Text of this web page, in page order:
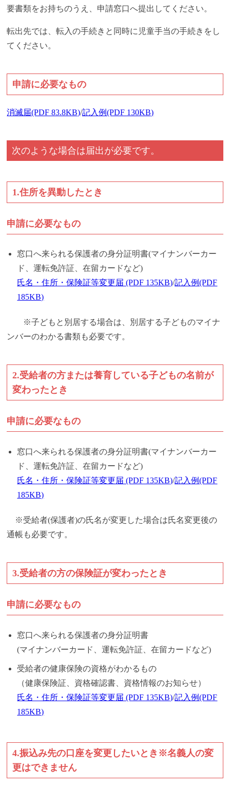
要書類をお持ちのうえ、申請窓口へ提出してください。
転出先では、転入の手続きと同時に児童手当の手続きをし
てください。
申請に必要なもの
消滅届(PDF 83.8KB)/記入例(PDF 130KB)
次のような場合は届出が必要です。
1.住所を異動したとき
申請に必要なもの
窓口へ来られる保護者の身分証明書(マイナンバーカー
ド、運転免許証、在留カードなど)
氏名・住所・保険証等変更届 (PDF 135KB)/記入例(PDF
185KB)
※子どもと別居する場合は、別居する子どものマイナ
ンバーのわかる書類も必要です。
2.受給者の方または養育している子どもの名前が
変わったとき
申請に必要なもの
窓口へ来られる保護者の身分証明書(マイナンバーカー
ド、運転免許証、在留カードなど)
氏名・住所・保険証等変更届 (PDF 135KB)/記入例(PDF
185KB)
※受給者(保護者)の氏名が変更した場合は氏名変更後の
通帳も必要です。
3.受給者の方の保険証が変わったとき
申請に必要なもの
窓口へ来られる保護者の身分証明書
(マイナンバーカード、運転免許証、在留カードなど)
受給者の健康保険の資格がわかるもの
（健康保険証、資格確認書、資格情報のお知らせ）
氏名・住所・保険証等変更届 (PDF 135KB)/記入例(PDF
185KB)
4.振込み先の口座を変更したいとき※名義人の変
更はできません